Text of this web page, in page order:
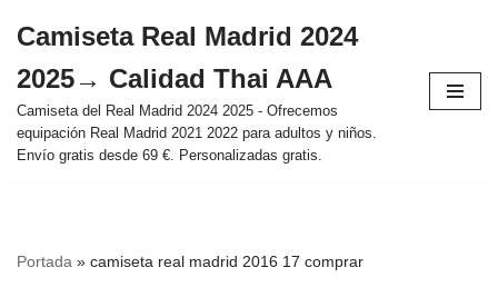
al
contenido
Camiseta Real Madrid 2024
2025→ Calidad Thai AAA
Camiseta del Real Madrid 2024 2025 - Ofrecemos
equipación Real Madrid 2021 2022 para adultos y niños.
Envío gratis desde 69 €. Personalizadas gratis.
Portada » camiseta real madrid 2016 17 comprar